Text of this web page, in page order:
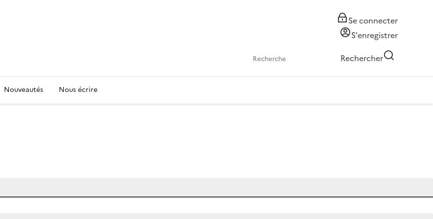
Se connecter
S'enregistrer
Rechercher
Nouveautés Nous écrire